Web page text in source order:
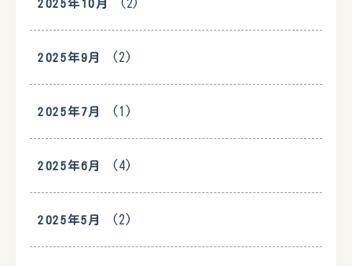
2025年10月 (2)
2025年9月 (2)
2025年7月 (1)
2025年6月 (4)
2025年5月 (2)